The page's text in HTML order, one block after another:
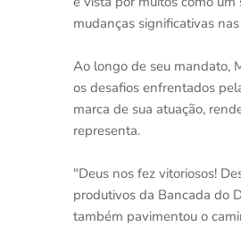
mudanças significativas
Ao longo de seu mandato,
os desafios enfrentados
marca de sua atuação,
representa.
"Deus nos fez vitoriosos!
produtivos da Bancada do
também pavimentou o